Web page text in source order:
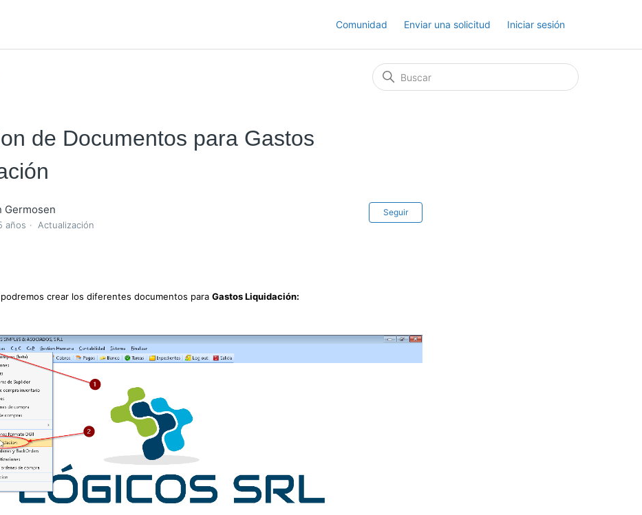
Comunidad Enviar una solicitud Iniciar sesión
de Documentos para Gastos
Germosen
años Actualización
Seguir
crear los diferentes documentos paraGastos Liquidación: